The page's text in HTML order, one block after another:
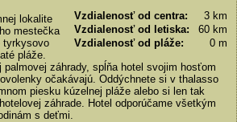
Vzdialenosť od centra:
3 km
Vzdialenosť od letiska:
60 km
Vzdialenosť od pláže:
0 m
lokalite
mestečka
tyrkysovo
pláže.
palmovej záhrady, spĺňa hotel svojim hosťom
očakávajú. Oddýchnete si v thalasso
piesku kúzelnej pláže alebo si len tak
záhrade. Hotel odporúčame všetkým
s deťmi.